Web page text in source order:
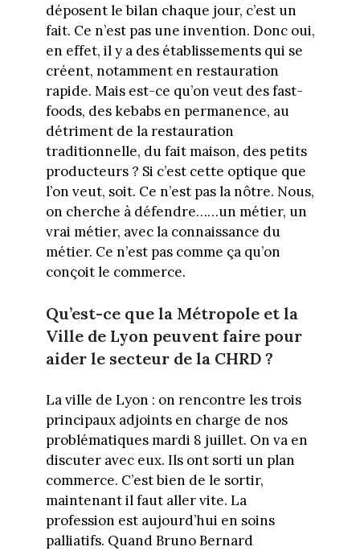
déposent le bilan chaque jour, c’est un
fait. Ce n’est pas une invention. Donc oui,
en effet, il y a des établissements qui se
créent, notamment en restauration
rapide. Mais est-ce qu’on veut des fast-
foods, des kebabs en permanence, au
détriment de la restauration
traditionnelle, du fait maison, des petits
producteurs ? Si c’est cette optique que
l’on veut, soit. Ce n’est pas la nôtre. Nous,
on cherche à défendre……un métier, un
vrai métier, avec la connaissance du
métier. Ce n’est pas comme ça qu’on
conçoit le commerce.
Qu’est-ce que la Métropole et la
Ville de Lyon peuvent faire pour
aider le secteur de la CHRD ?
La ville de Lyon : on rencontre les trois
principaux adjoints en charge de nos
problématiques mardi 8 juillet. On va en
discuter avec eux. Ils ont sorti un plan
commerce. C’est bien de le sortir,
maintenant il faut aller vite. La
profession est aujourd’hui en soins
palliatifs. Quand Bruno Bernard